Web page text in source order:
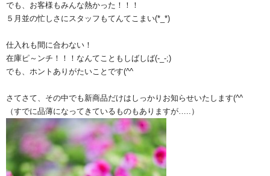
でも、お客様もみんな熱かった！！！
５月並の忙しさにスタッフもてんてこまい(*_*)
仕入れも間に合わない！
在庫ピ～ンチ！！！なんてこともしばしば(-_-;)
でも、ホントありがたいことです(^^ゞ
さてさて、その中でも新商品だけはしっかりお知らせいたします(^^ゞ
（すでに品薄になってきているものもありますが…..）